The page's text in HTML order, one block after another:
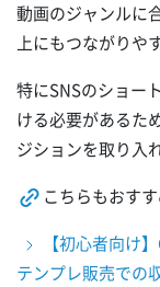
動画のジャンルに
上にもつながりや
特にSNSのショー
ける必要があるた
ジションを取り入
こちらもおす
【初心者向け
テンプレ販売での